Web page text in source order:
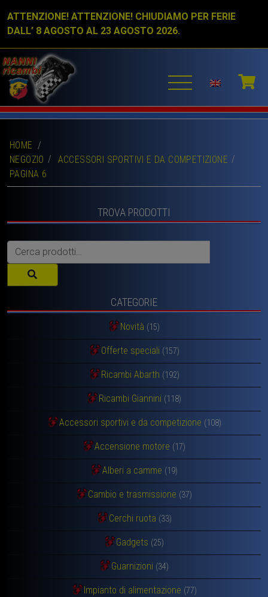
ATTENZIONE! ATTENZIONE! CHIUDIAMO PER FERIE
DALL’ 8 AGOSTO AL 23 AGOSTO 2026.
HOME /
NEGOZIO
ACCESSORI SPORTIVI E DA COMPETIZIONE
PAGINA 6
TROVA PRODOTTI
Cerca:
CATEGORIE
Novità (15)
Offerte speciali (157)
Ricambi Abarth (192)
Ricambi Giannini (118)
Accessori sportivi e da competizione (108)
Accensione motore (17)
Alberi a camme (19)
Cambio e trasmissione (37)
Cerchi ruota (33)
Gadgets (25)
Guarnizioni (34)
Impianto di alimentazione (77)